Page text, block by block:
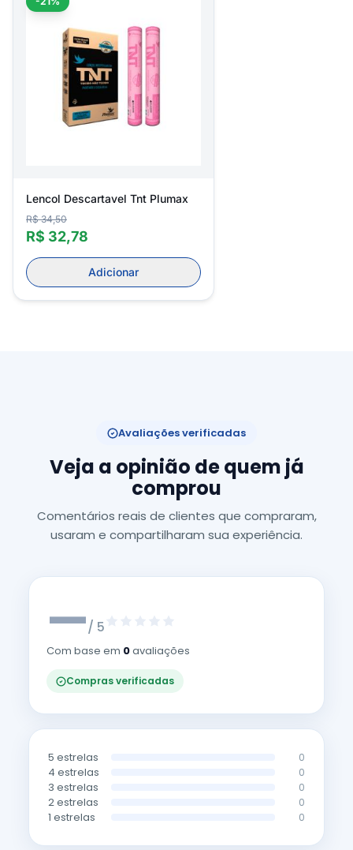
Lencol Descartavel Tnt Plumax
R$ 34,50
R$ 32,78
Adicionar
Avaliações verificadas
Veja a opinião de quem já
comprou
Comentários reais de clientes que compraram,
usaram e compartilharam sua experiência.
—/ 5
Com base em 0avaliações
Compras verificadas
5 estrelas 0
4 estrelas 0
3 estrelas 0
2 estrelas 0
1 estrelas 0